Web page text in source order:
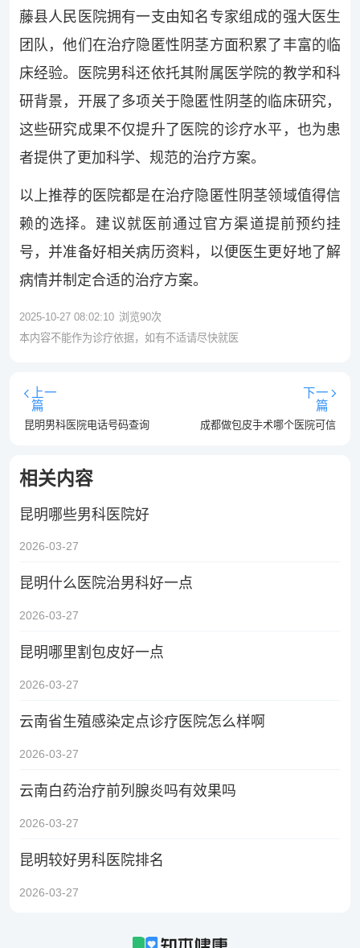
藤县人民医院拥有一支由知名专家组成的强大医生
团队，他们在治疗隐匿性阴茎方面积累了丰富的临
床经验。医院男科还依托其附属医学院的教学和科
研背景，开展了多项关于隐匿性阴茎的临床研究，
这些研究成果不仅提升了医院的诊疗水平，也为患
者提供了更加科学、规范的治疗方案。
以上推荐的医院都是在治疗隐匿性阴茎领域值得信
赖的选择。建议就医前通过官方渠道提前预约挂
号，并准备好相关病历资料，以便医生更好地了解
病情并制定合适的治疗方案。
2025-10-27 08:02:10 浏览90次
本内容不能作为诊疗依据，如有不适请尽快就医
上一
篇
昆明男科医院电话号码查询
下一
篇
成都做包皮手术哪个医院可信
相关内容
昆明哪些男科医院好
2026-03-27
昆明什么医院治男科好一点
2026-03-27
昆明哪里割包皮好一点
2026-03-27
云南省生殖感染定点诊疗医院怎么样啊
2026-03-27
云南白药治疗前列腺炎吗有效果吗
2026-03-27
昆明较好男科医院排名
2026-03-27